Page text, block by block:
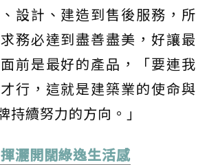
設計、建造到售後服務，所
務必達到盡善盡美，好讓最
前是最好的產品，「要連我
行，這就是建築業的使命與
持續努力的方向。」
灑開闊綠逸生活感